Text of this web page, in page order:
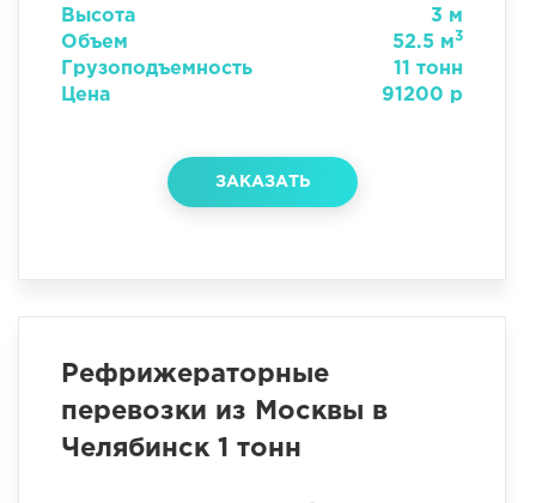
Высота
3 м
Объем
52.5 м3
Грузоподъемность
11 тонн
Цена
91200 р
ЗАКАЗАТЬ
Рефрижераторные
перевозки из Москвы в
Челябинск 1 тонн